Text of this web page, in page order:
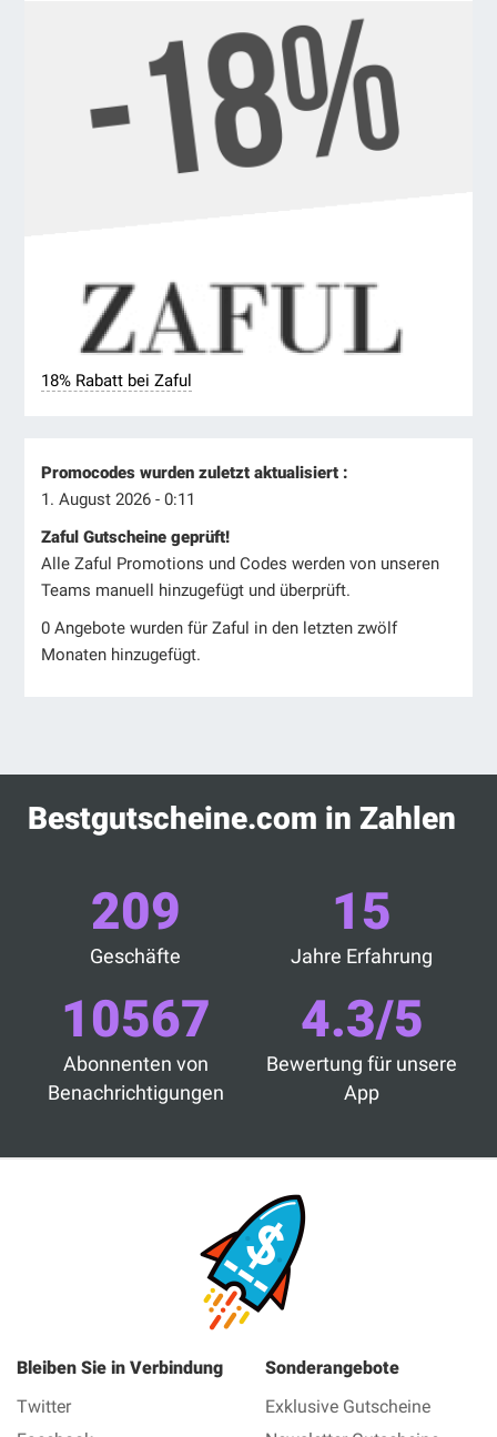
18% Rabatt bei Zaful
Promocodes wurden zuletzt aktualisiert :
1. August 2026 - 0:11
Zaful Gutscheine geprüft!
Alle Zaful Promotions und Codes werden von unseren
Teams manuell hinzugefügt und überprüft.
0 Angebote wurden für Zaful in den letzten zwölf
Monaten hinzugefügt.
Bestgutscheine.com in Zahlen
209
Geschäfte
15
Jahre Erfahrung
10567
Abonnenten von
Benachrichtigungen
4.3/5
Bewertung für unsere
App
Bleiben Sie in Verbindung
Twitter
Sonderangebote
Exklusive Gutscheine